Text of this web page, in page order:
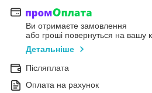
Ви отримаєте замовлення
або гроші повернуться на вашу
Детальніше
Післяплата
Оплата на рахунок